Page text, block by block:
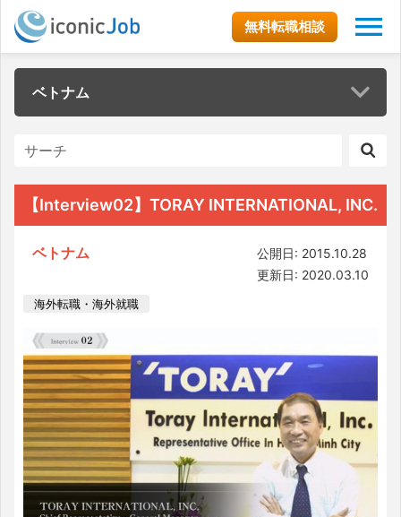
無料転職相談
ベトナム
【Interview02】TORAY INTERNATIONAL, INC.
ベトナム
公開日: 2015.10.28
更新日: 2020.03.10
海外転職・海外就職